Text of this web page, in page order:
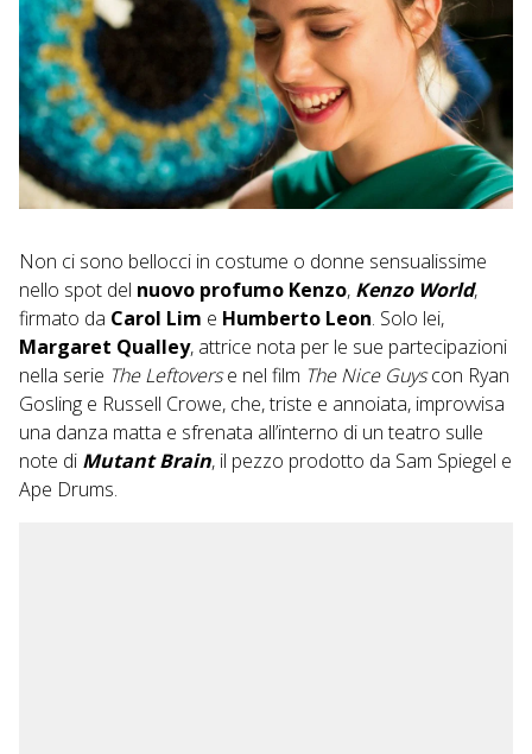
Non ci sono bellocci in costume o donne sensualissime
nello spot del nuovo profumo Kenzo, Kenzo World,
firmato da Carol Lim e Humberto Leon. Solo lei,
Margaret Qualley, attrice nota per le sue partecipazioni
nella serie The Leftoverse nel film The Nice Guyscon Ryan
Gosling e Russell Crowe, che, triste e annoiata, improvvisa
una danza matta e sfrenata all’interno di un teatro sulle
note di Mutant Brain, il pezzo prodotto da Sam Spiegel e
Ape Drums.